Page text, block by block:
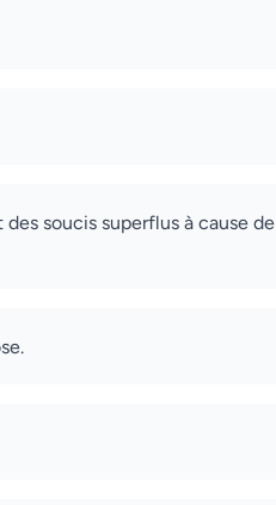
soucis superflus à cause de